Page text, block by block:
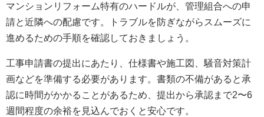
マンションリフォーム特有のハードルが、管理組合への申
請と近隣への配慮です。トラブルを防ぎながらスムーズに
進めるための手順を確認しておきましょう。
工事申請書の提出にあたり、仕様書や施工図、騒音対策計
画などを準備する必要があります。書類の不備があると承
認に時間がかかることがあるため、提出から承認まで2〜6
週間程度の余裕を見込んでおくと安心です。